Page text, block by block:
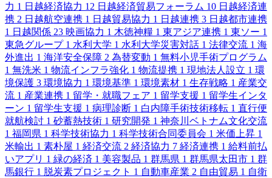
力 1 日越経済協力 12 日越経済貿易フォーラム 10 日越経済連
携 2 日越航空連携 1 日越貿易協力 1 日越連携 3 日越都市連携
1 日越関係 23 映画協力 1 木徳神糧 1 東アジア連携 1 東ソー 1
東急グループ 1 水利大学 1 水利大学災害対話 1 法律交流 1 海
外進出 1 海洋安全保障 2 為替変動 1 無料小児手術プログラム
1 無洗米 1 物流インフラ強化 1 物流提携 1 現地法人設立 1 環
境保護 3 環境協力 1 環境基準 1 環境素材 1 生存戦略 1 産業交
流 1 産業連携 1 留学・就職フェア 1 留学支援 1 留学生インタ
ーン 1 留学生支援 1 病理診断 1 白内障手術技術移転 1 直行便
就航検討 1 砂蓄熱技術 1 研究開発 1 神奈川ベトナム文化交流
1 福岡県 1 科学技術協力 1 科学技術合同委員会 1 米価上昇 1
米輸出 1 素朴屋 1 経済交流 2 経済協力 7 経済連携 1 給料前払
いアプリ 1 緑の経済 1 美容製品 1 群馬県 1 群馬県太田市 1 群
馬銀行 1 脱炭素プロジェクト 1 自動車産業 2 自由貿易 1 自衛